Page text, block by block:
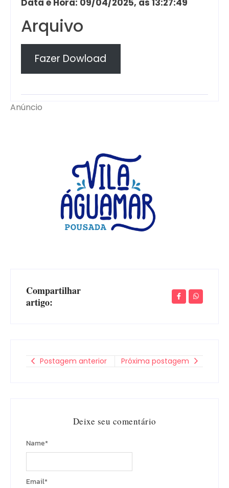
Arquivo
Fazer Dowload
Anúncio
Compartilhar
artigo:
Postagem anterior Próxima postagem
Deixe seu comentário
Name*
Email*